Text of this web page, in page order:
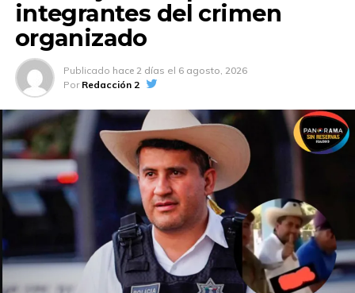
integrantes del crimen
organizado
Publicado hace 2 días el 6 agosto, 2026
Por Redacción 2